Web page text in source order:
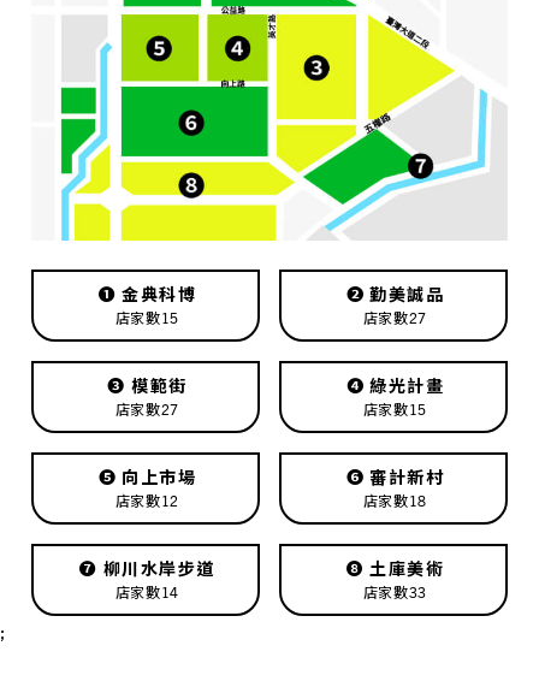
❶金典科博
店家數15
❷勤美誠品
店家數27
❸模範街
店家數27
❹綠光計畫
店家數15
❺ 向上市場
店家數12
❻審計新村
店家數18
❼柳川水岸步道
店家數14
❽ 土庫美術
店家數33
;